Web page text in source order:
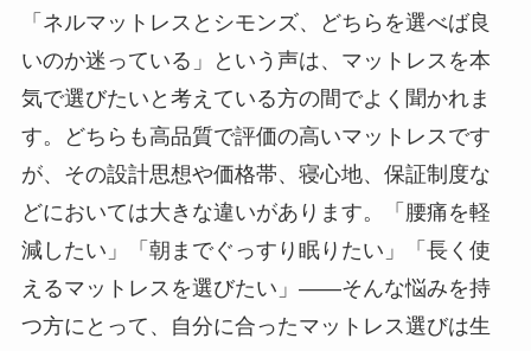
「ネルマットレスとシモンズ、どちらを選べば良
いのか迷っている」という声は、マットレスを本
気で選びたいと考えている方の間でよく聞かれま
す。どちらも高品質で評価の高いマットレスです
が、その設計思想や価格帯、寝心地、保証制度な
どにおいては大きな違いがあります。「腰痛を軽
減したい」「朝までぐっすり眠りたい」「長く使
えるマットレスを選びたい」——そんな悩みを持
つ方にとって、自分に合ったマットレス選びは生